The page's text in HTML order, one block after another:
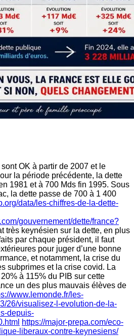
OK à partir de 2007 et le
la période précédente, la dette
1981 et à 700 Mds fin 1995. Sous
la dette passe de 700 à 1 400
data/les-chiffres-de-la-dette-
gouvernement/dette/france?
très keynésien sur la dette, en plus
par chaque président, il faut
pour juger d’une bonne
et notamment, la crise du
subprimes et la crise covid. La
à 115% du PIB sur cette
un des plus mauvais élèves de
www.lemonde.fr/les-
26/visualisez-l-evolution-de-la-
depuis-
https://major-prepa.com/eco-
liberaux-contre-keynesiens/